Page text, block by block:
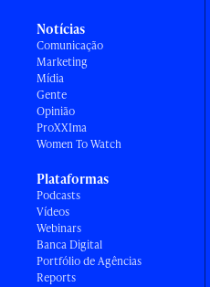
Notícias
Comunicação
Marketing
Mídia
Gente
Opinião
ProXXIma
Women To Watch
Plataformas
Podcasts
Vídeos
Webinars
Banca Digital
Portfólio de Agências
Reports